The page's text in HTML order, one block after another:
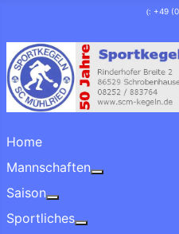
(: +49
Home
Mannschaften
Saison
Sportliches